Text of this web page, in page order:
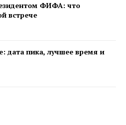
ФИФА: что
встрече
дата пика, лучшее время и